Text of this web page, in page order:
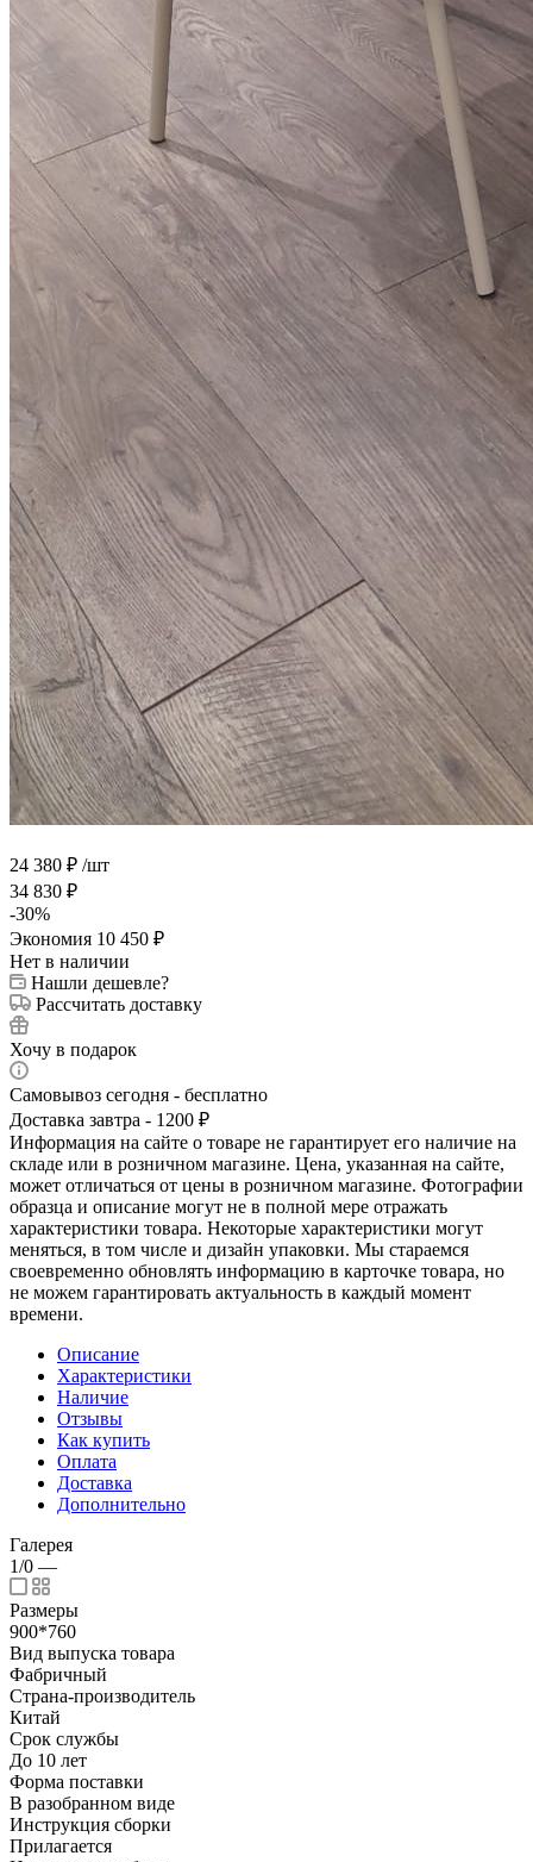
24 380 ₽ /шт
34 830 ₽
-30%
Экономия 10 450 ₽
Нет в наличии
Нашли дешевле?
Рассчитать доставку
Хочу в подарок
Самовывоз сегодня - бесплатно
Доставка завтра - 1200 ₽
Информация на сайте о товаре не гарантирует его наличие на
складе или в розничном магазине. Цена, указанная на сайте,
может отличаться от цены в розничном магазине. Фотографии
образца и описание могут не в полной мере отражать
характеристики товара. Некоторые характеристики могут
меняться, в том числе и дизайн упаковки. Мы стараемся
своевременно обновлять информацию в карточке товара, но
не можем гарантировать актуальность в каждый момент
времени.
Описание
Характеристики
Наличие
Отзывы
Как купить
Оплата
Доставка
Дополнительно
Галерея
1/0 —
Размеры
900*760
Вид выпуска товара
Фабричный
Страна-производитель
Китай
Срок службы
До 10 лет
Форма поставки
В разобранном виде
Инструкция сборки
Прилагается